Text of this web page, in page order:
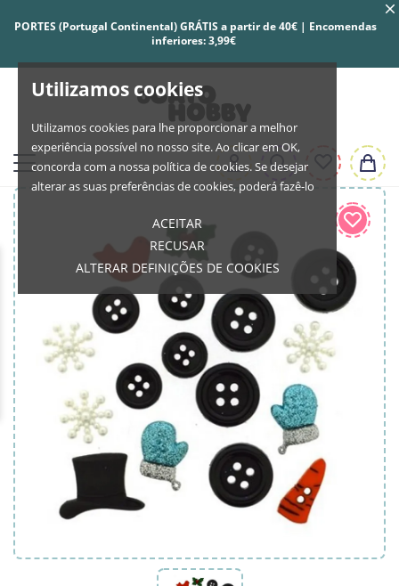
Utilizamos cookies
Utilizamos cookies para lhe proporcionar a melhor
experiência possível no nosso site. Ao clicar em OK,
concorda com a nossa política de cookies. Se desejar
alterar as suas preferências de cookies, poderá fazê-lo
ACEITAR
RECUSAR
ALTERAR DEFINIÇÕES DE COOKIES
PORTES (Portugal Continental) GRÁTIS a partir de 40€ | Encomendas
inferiores: 3,99€